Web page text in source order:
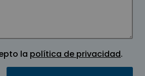
la política de privacidad.